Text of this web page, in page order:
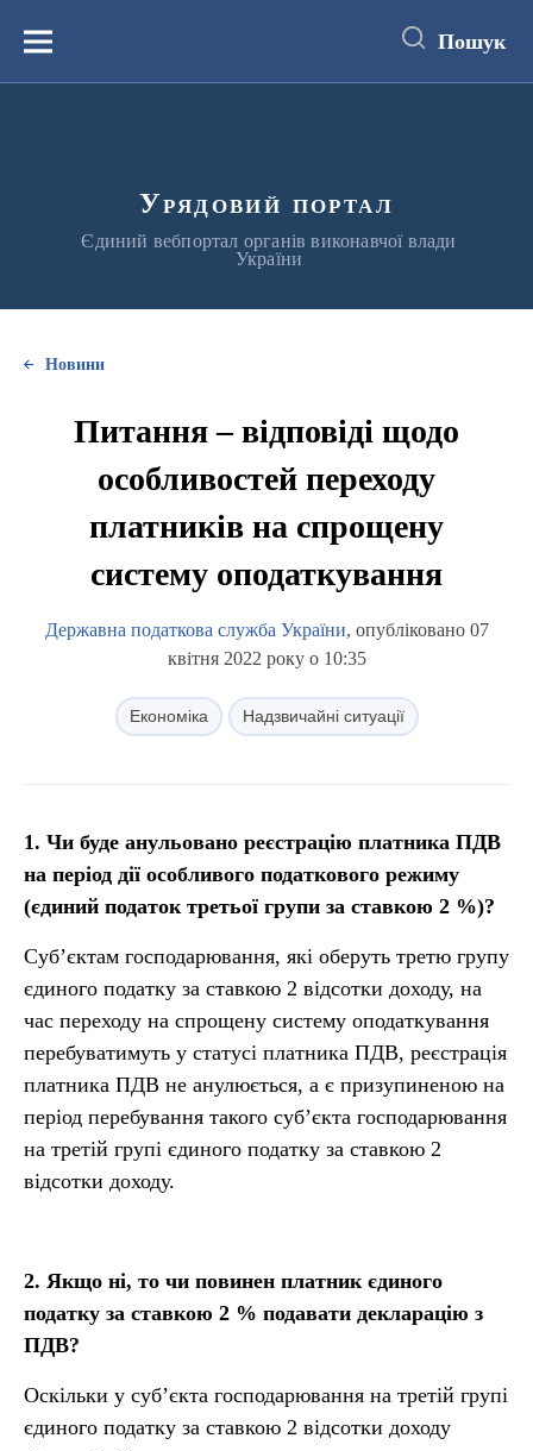
вмістуМеню Пошук
Урядовий портал
Єдиний вебпортал органів виконавчої влади
України
Новини
Питання – відповіді щодо
особливостей переходу
платників на спрощену
систему оподаткування
Державна податкова служба України, опубліковано 07
квітня 2022 року о 10:35
Економіка Надзвичайні ситуації
1. Чи буде анульовано реєстрацію платника ПДВ
на період дії особливого податкового режиму
(єдиний податок третьої групи за ставкою 2 %)?
Суб’єктам господарювання, які оберуть третю групу
єдиного податку за ставкою 2 відсотки доходу, на
час переходу на спрощену систему оподаткування
перебуватимуть у статусі платника ПДВ, реєстрація
платника ПДВ не анулюється, а є призупиненою на
період перебування такого суб’єкта господарювання
на третій групі єдиного податку за ставкою 2
відсотки доходу.
2. Якщо ні, то чи повинен платник єдиного
податку за ставкою 2 % подавати декларацію з
ПДВ?
Оскільки у суб’єкта господарювання на третій групі
єдиного податку за ставкою 2 відсотки доходу